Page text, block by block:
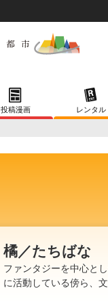
投稿漫画 レンタル
橘／たちばな
ファンタジーを中心と
に活動している傍ら、